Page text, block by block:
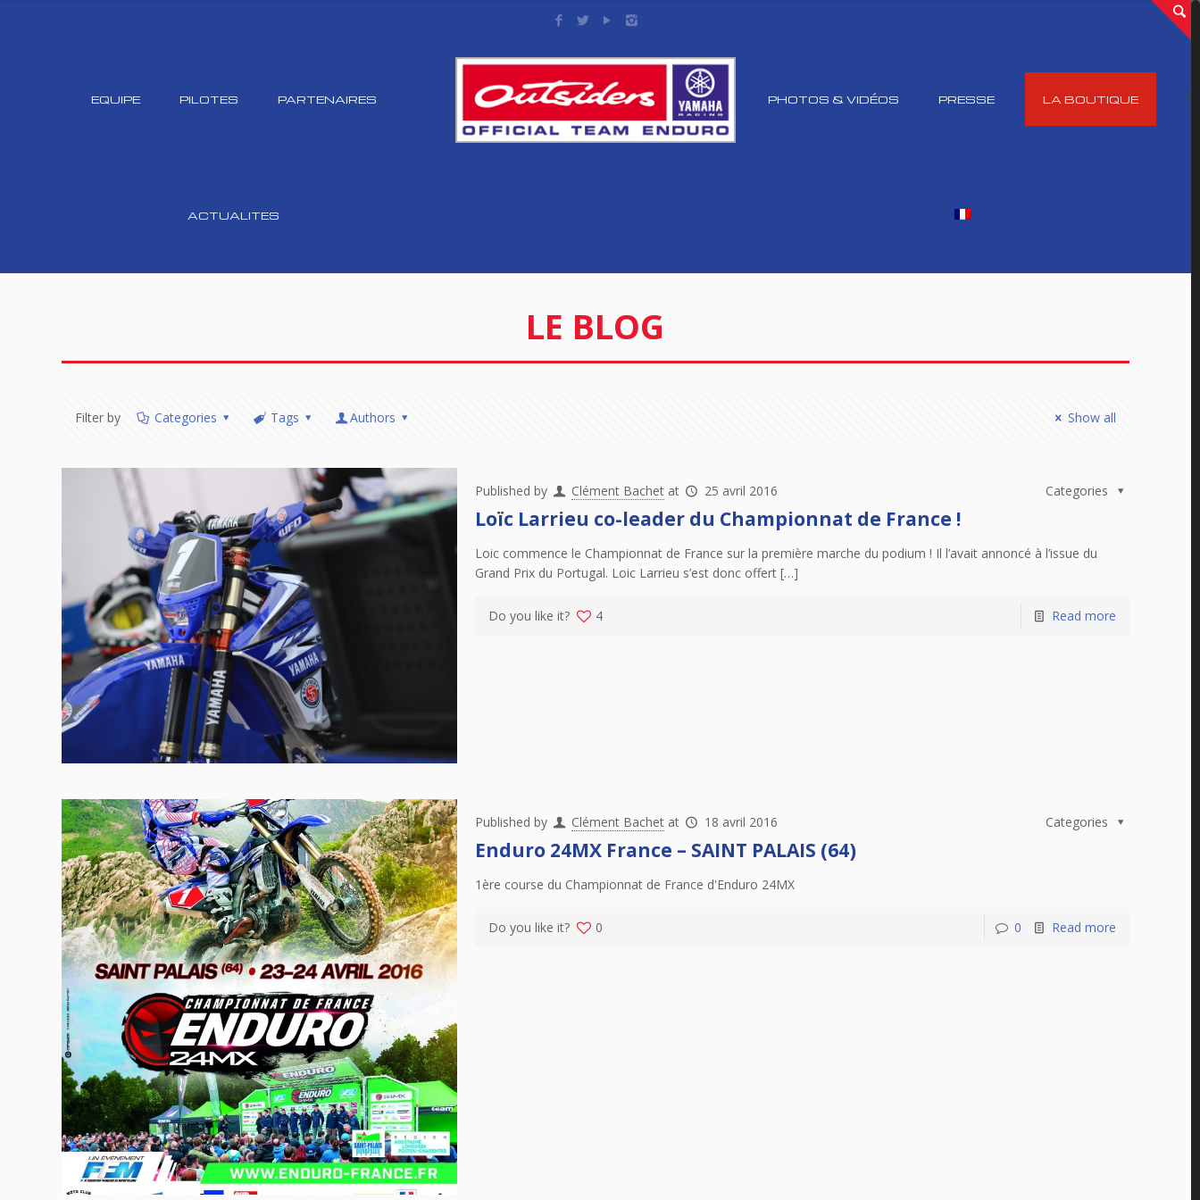
EQUIPE PILOTES PARTENAIRES
ACTUALITES
PHOTOS & VIDÉOS PRESSE LA BOUTIQUE
LE BLOG
Filter by Categories Tags Authors Show all
Published by Clément Bachet at 25 avril 2016 Categories
Loïc Larrieu co-leader du Championnat de France !
Loic commence le Championnat de France sur la première marche du podium ! Il l’avait annoncé à l’issue du
Grand Prix du Portugal. Loic Larrieu s’est donc offert […]
Do you like it? 4 Read more
Published by Clément Bachet at 18 avril 2016 Categories
Enduro 24MX France – SAINT PALAIS (64)
1ère course du Championnat de France d'Enduro 24MX
Do you like it? 0 0 Read more